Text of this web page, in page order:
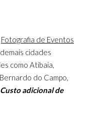
Fotografia de Eventos
cidades
como Atibaia,
do Campo,
adicional de